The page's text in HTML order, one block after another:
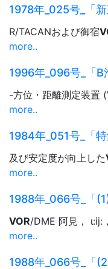
R/TACANおよび御宿
more..
1996年_096号_「
-方位・距離測定装置 (
more..
1984年_051号_「
及び安定度が向上した
more..
VOR/DME 阿見， ι:ij:
more..